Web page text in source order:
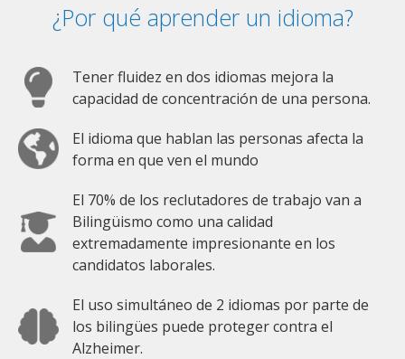
¿Por qué aprender un idioma?
Tener fluidez en dos idiomas mejora la
capacidad de concentración de una persona.
El idioma que hablan las personas afecta la
forma en que ven el mundo
El 70% de los reclutadores de trabajo van a
Bilingüismo como una calidad
extremadamente impresionante en los
candidatos laborales.
El uso simultáneo de 2 idiomas por parte de
los bilingües puede proteger contra el
Alzheimer.